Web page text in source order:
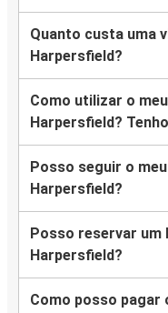
Quanto custa uma
Harpersfield?
Como utilizar o
Harpersfield?
Posso seguir o
Harpersfield?
Posso reservar um
Harpersfield?
Como posso pagar